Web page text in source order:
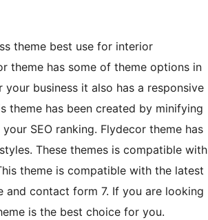
theme best use for interior
theme has some of theme options in
business it also has a responsive
theme has been created by minifying
SEO ranking. Flydecor theme has
These themes is compatible with
theme is compatible with the latest
and contact form 7. If you are looking
is the best choice for you.